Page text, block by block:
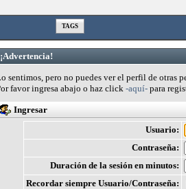
TAGS
¡Advertencia!
sentimos, pero no puedes ver el perfil de otras
favor ingresa abajo o haz click -aquí-para
Ingresar
Usuario:
Contraseña:
Duración de la sesión en minutos:
Recordar siempre Usuario/Contraseña: